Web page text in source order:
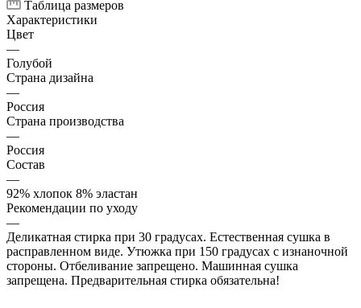
Таблица размеров
Характеристики
Цвет
—
Голубой
Страна дизайна
—
Россия
Страна производства
—
Россия
Состав
—
92% хлопок 8% эластан
Рекомендации по уходу
—
Деликатная стирка при 30 градусах. Естественная сушка в
расправленном виде. Утюжка при 150 градусах с изнаночной
стороны. Отбеливание запрещено. Машинная сушка
запрещена. Предварительная стирка обязательна!